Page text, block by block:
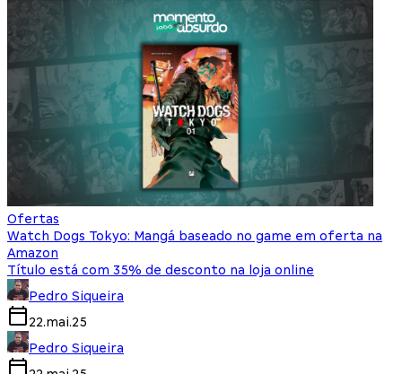
Ofertas
Watch Dogs Tokyo: Mangá baseado no game em oferta na
Amazon
Título está com 35% de desconto na loja online
Pedro Siqueira
22.mai.25
Pedro Siqueira